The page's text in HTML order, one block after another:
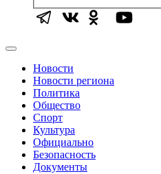
Новости
Новости региона
Политика
Общество
Спорт
Культура
Официально
Безопасность
Документы